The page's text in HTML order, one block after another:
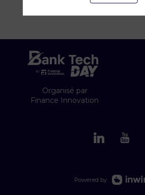
Organisé par
Finance Innovation
Powered by